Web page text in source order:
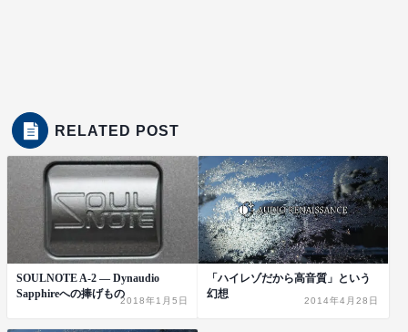
RELATED POST
SOULNOTE A-2 ― Dynaudio
Sapphireへの捧げもの
2018年1月5日
「ハイレゾだから高音質」という
幻想
2014年4月28日